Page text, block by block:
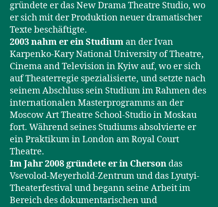
gründete er das New Drama Theatre Studio, wo
er sich mit der Produktion neuer dramatischer
Texte beschäftigte.
2003 nahm er ein Studium an der Ivan
Karpenko-Kary National University of Theatre,
Cinema and Television in Kyiw auf, wo er sich
auf Theaterregie spezialisierte, und setzte nach
seinem Abschluss sein Studium im Rahmen des
internationalen Masterprogramms an der
Moscow Art Theatre School-Studio in Moskau
fort. Während seines Studiums absolvierte er
ein Praktikum in London am Royal Court
Theatre.
Im Jahr 2008 gründete er in Cherson das
Vsevolod-Meyerhold-Zentrum und das Lyutyi-
Theaterfestival und begann seine Arbeit im
Bereich des dokumentarischen und